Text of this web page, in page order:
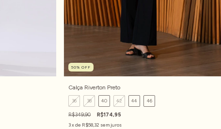
50%OFF
Calça Riverton Preto
36 38 40 42 44 46
R$349,90
R$174,95
3x de R$58,32 sem juros